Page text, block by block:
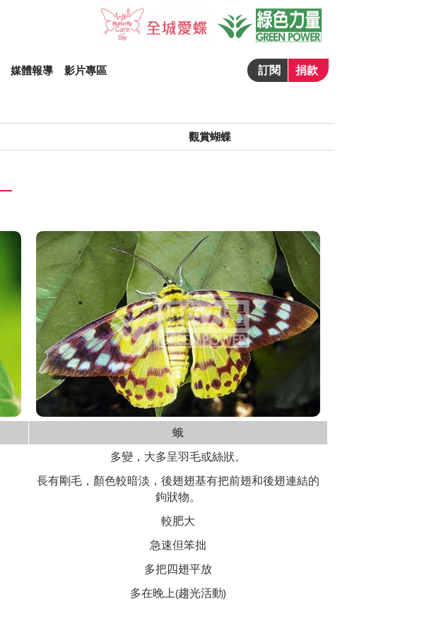
媒體報導 影片專區 訂閱 捐款

觀賞蝴蝶
蛾
多變，大多呈羽毛或絲狀。
長有剛毛，顏色較暗淡，後翅翅基有把前翅和後翅連結的
鉤狀物。
較肥大
急速但笨拙
多把四翅平放
多在晚上(趨光活動)